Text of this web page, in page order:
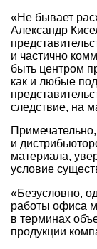
«Не бывает
Александр
и частично
быть центром
как и любые
следствие, на
и
материала,
условие
«Безусловно,
работы офиса
в терминах
продукции